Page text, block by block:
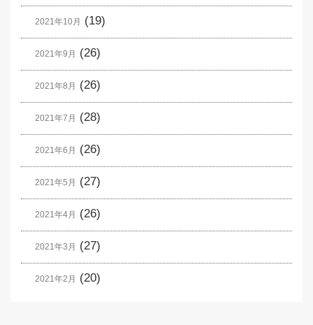
2021年10月 (19)
2021年9月 (26)
2021年8月 (26)
2021年7月 (28)
2021年6月 (26)
2021年5月 (27)
2021年4月 (26)
2021年3月 (27)
2021年2月 (20)